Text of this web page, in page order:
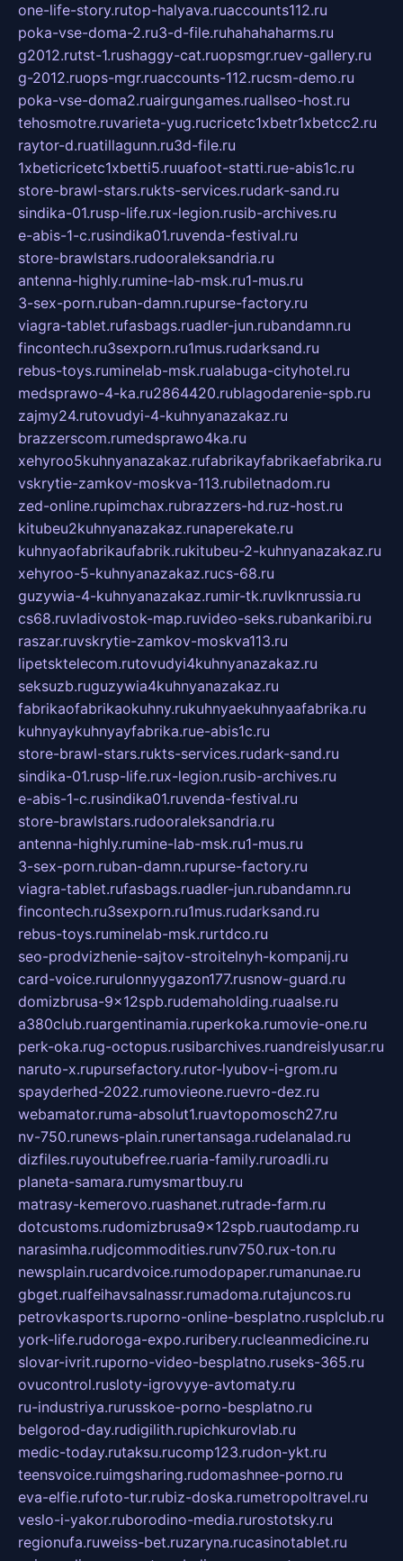
one-life-story.rutop-halyava.ruaccounts112.ru
poka-vse-doma-2.ru3-d-file.ruhahahaharms.ru
g2012.rutst-1.rushaggy-cat.ruopsmgr.ruev-gallery.ru
g-2012.ruops-mgr.ruaccounts-112.rucsm-demo.ru
poka-vse-doma2.ruairgungames.ruallseo-host.ru
tehosmotre.ruvarieta-yug.rucricetc1xbetr1xbetcc2.ru
raytor-d.ruatillagunn.ru3d-file.ru
1xbeticricetc1xbetti5.ruuafoot-statti.rue-abis1c.ru
store-brawl-stars.rukts-services.rudark-sand.ru
sindika-01.rusp-life.rux-legion.rusib-archives.ru
e-abis-1-c.rusindika01.ruvenda-festival.ru
store-brawlstars.rudooraleksandria.ru
antenna-highly.rumine-lab-msk.ru1-mus.ru
3-sex-porn.ruban-damn.rupurse-factory.ru
viagra-tablet.rufasbags.ruadler-jun.rubandamn.ru
fincontech.ru3sexporn.ru1mus.rudarksand.ru
rebus-toys.ruminelab-msk.rualabuga-cityhotel.ru
medsprawo-4-ka.ru2864420.rublagodarenie-spb.ru
zajmy24.rutovudyi-4-kuhnyanazakaz.ru
brazzerscom.rumedsprawo4ka.ru
xehyroo5kuhnyanazakaz.rufabrikayfabrikaefabrika.ru
vskrytie-zamkov-moskva-113.rubiletnadom.ru
zed-online.rupimchax.rubrazzers-hd.ruz-host.ru
kitubeu2kuhnyanazakaz.runaperekate.ru
kuhnyaofabrikaufabrik.rukitubeu-2-kuhnyanazakaz.ru
xehyroo-5-kuhnyanazakaz.rucs-68.ru
guzywia-4-kuhnyanazakaz.rumir-tk.ruvlknrussia.ru
cs68.ruvladivostok-map.ruvideo-seks.rubankaribi.ru
raszar.ruvskrytie-zamkov-moskva113.ru
lipetsktelecom.rutovudyi4kuhnyanazakaz.ru
seksuzb.ruguzywia4kuhnyanazakaz.ru
fabrikaofabrikaokuhny.rukuhnyaekuhnyaafabrika.ru
kuhnyaykuhnyayfabrika.rue-abis1c.ru
store-brawl-stars.rukts-services.rudark-sand.ru
sindika-01.rusp-life.rux-legion.rusib-archives.ru
e-abis-1-c.rusindika01.ruvenda-festival.ru
store-brawlstars.rudooraleksandria.ru
antenna-highly.rumine-lab-msk.ru1-mus.ru
3-sex-porn.ruban-damn.rupurse-factory.ru
viagra-tablet.rufasbags.ruadler-jun.rubandamn.ru
fincontech.ru3sexporn.ru1mus.rudarksand.ru
rebus-toys.ruminelab-msk.rurtdco.ru
seo-prodvizhenie-sajtov-stroitelnyh-kompanij.ru
card-voice.rurulonnyygazon177.rusnow-guard.ru
domizbrusa-9x12spb.rudemaholding.ruaalse.ru
a380club.ruargentinamia.ruperkoka.rumovie-one.ru
perk-oka.rug-octopus.rusibarchives.ruandreislyusar.ru
naruto-x.rupursefactory.rutor-lyubov-i-grom.ru
spayderhed-2022.rumovieone.ruevro-dez.ru
webamator.ruma-absolut1.ruavtopomosch27.ru
nv-750.runews-plain.runertansaga.rudelanalad.ru
dizfiles.ruyoutubefree.ruaria-family.ruroadli.ru
planeta-samara.rumysmartbuy.ru
matrasy-kemerovo.ruashanet.rutrade-farm.ru
dotcustoms.rudomizbrusa9x12spb.ruautodamp.ru
narasimha.rudjcommodities.runv750.rux-ton.ru
newsplain.rucardvoice.rumodopaper.rumanunae.ru
gbget.rualfeihavsalnassr.rumadoma.rutajuncos.ru
petrovkasports.ruporno-online-besplatno.rusplclub.ru
york-life.rudoroga-expo.ruribery.rucleanmedicine.ru
slovar-ivrit.ruporno-video-besplatno.ruseks-365.ru
ovucontrol.rusloty-igrovyye-avtomaty.ru
ru-industriya.rurusskoe-porno-besplatno.ru
belgorod-day.rudigilith.rupichkurovlab.ru
medic-today.rutaksu.rucomp123.rudon-ykt.ru
teensvoice.ruimgsharing.rudomashnee-porno.ru
eva-elfie.rufoto-tur.rubiz-doska.rumetropoltravel.ru
veslo-i-yakor.ruborodino-media.rurostotsky.ru
regionufa.ruweiss-bet.ruzaryna.rucasinotablet.ru